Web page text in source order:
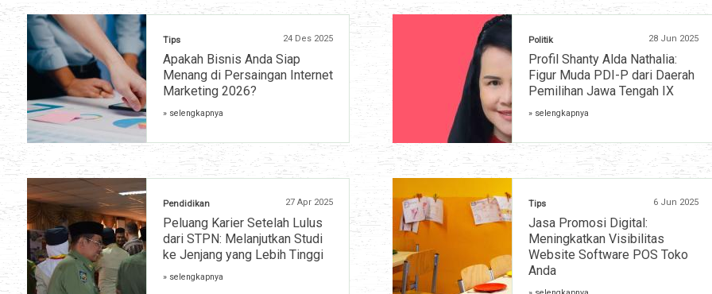
Tips 24 Des 2025
Apakah Bisnis Anda Siap
Menang di Persaingan Internet
Marketing 2026?
» selengkapnya
Politik 28 Jun 2025
Profil Shanty Alda Nathalia:
Figur Muda PDI-P dari Daerah
Pemilihan Jawa Tengah IX
» selengkapnya
Pendidikan 27 Apr 2025
Peluang Karier Setelah Lulus
dari STPN: Melanjutkan Studi
ke Jenjang yang Lebih Tinggi
» selengkapnya
Tips 6 Jun 2025
Jasa Promosi Digital:
Meningkatkan Visibilitas
Website Software POS Toko
Anda